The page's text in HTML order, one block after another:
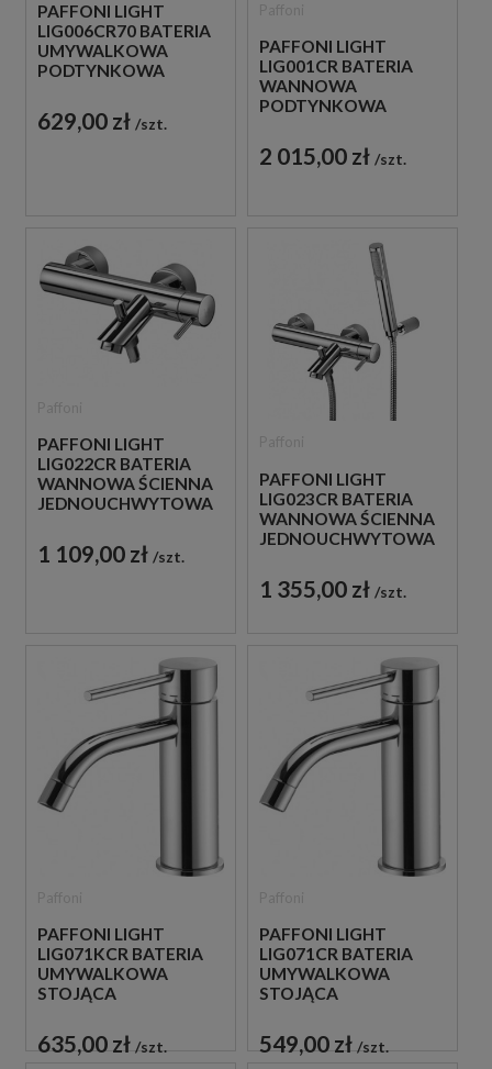
PAFFONI LIGHT
LIG006CR70 BATERIA
UMYWALKOWA
PODTYNKOWA
CHROM
629,00 zł szt.
PAFFONI LIGHT
LIG001CR BATERIA
WANNOWA
PODTYNKOWA
CHROM
2 015,00 zł szt.
PAFFONI LIGHT
LIG022CR BATERIA
WANNOWA ŚCIENNA
JEDNOUCHWYTOWA
1 109,00 zł szt.
PAFFONI LIGHT
LIG023CR BATERIA
WANNOWA ŚCIENNA
JEDNOUCHWYTOWA
1 355,00 zł szt.
PAFFONI LIGHT
LIG071KCR BATERIA
UMYWALKOWA
STOJĄCA
CHROM
635,00 zł szt.
PAFFONI LIGHT
LIG071CR BATERIA
UMYWALKOWA
STOJĄCA
CHROM
549,00 zł szt.